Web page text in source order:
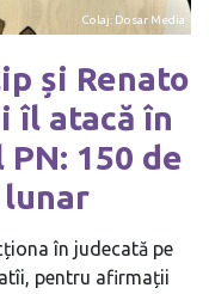
Colaj: Dosar Media
și Renato
îl atacă în
150 de
în judecată pe
pentru afirmații